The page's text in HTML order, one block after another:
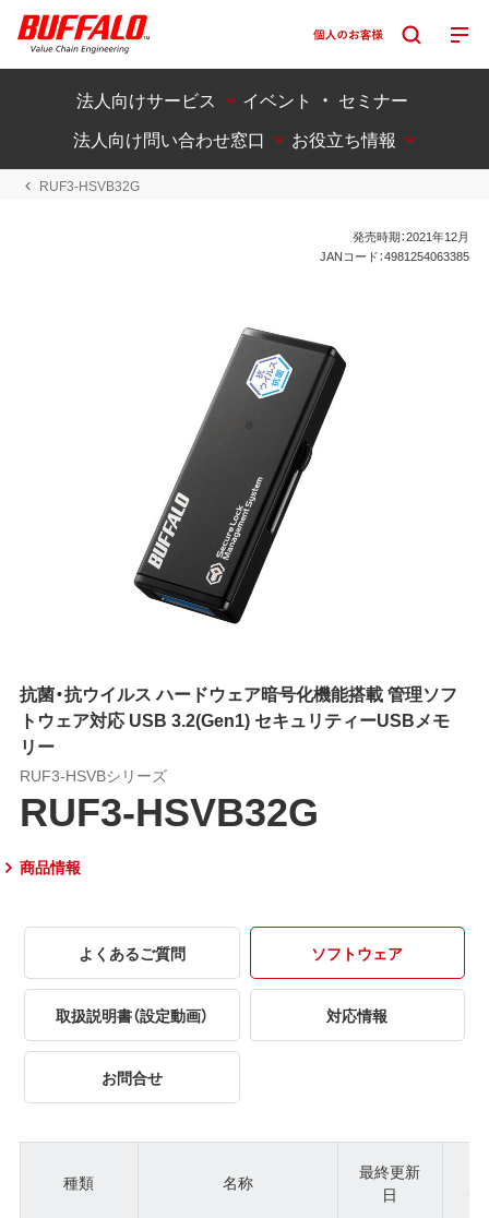
法人向けサービス
イベント ・ セミナー
法人向け問い合わせ窓口
お役立ち情報
RUF3-HSVB32G
発売時期：2021年12月
JANコード：4981254063385
抗菌・抗ウイルス ハードウェア暗号化機能搭載 管理ソフ
トウェア対応 USB 3.2(Gen1) セキュリティーUSBメモ
リー
RUF3-HSVBシリーズ
RUF3-HSVB32G
商品情報
よくあるご質問 ソフトウェア
取扱説明書（設定動画） 対応情報
お問合せ
種類 名称
最終更新
日
ジ